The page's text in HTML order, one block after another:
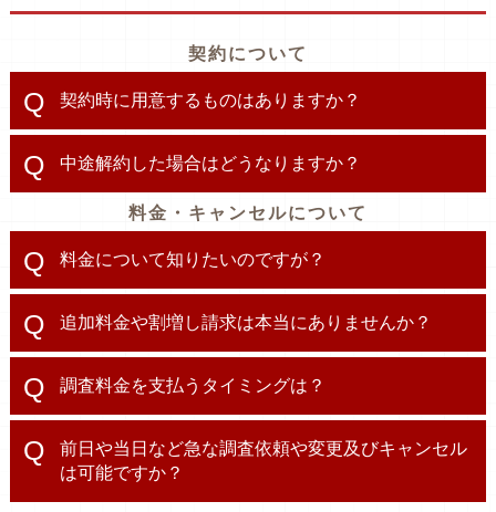
契約について
契約時に用意するものはありますか？
中途解約した場合はどうなりますか？
料金・キャンセルについて
料金について知りたいのですが？
追加料金や割増し請求は本当にありませんか？
調査料金を支払うタイミングは？
前日や当日など急な調査依頼や変更及びキャンセル
は可能ですか？